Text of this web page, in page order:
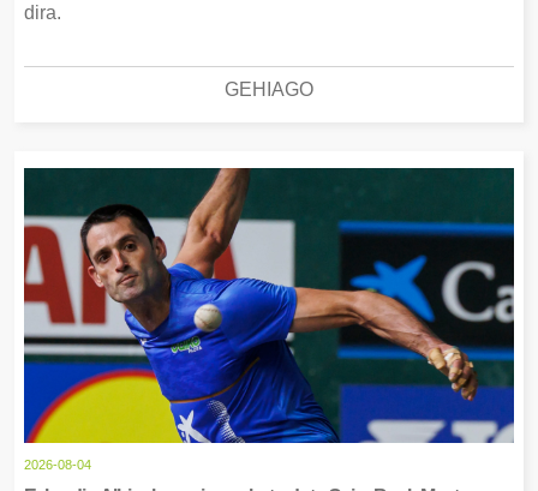
dira.
GEHIAGO
2026-08-04